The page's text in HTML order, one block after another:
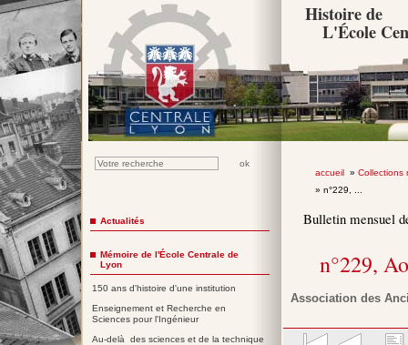
Histoire de
L'École
accueil» Collections
» n°229, ...
Bulletin mensuel
n°229,
Association des
Actualités
Mémoire de l'École Centrale de
Lyon
150 ans d'histoire d'une institution
Enseignement et Recherche en
Sciences pour l'Ingénieur
Au-delà des sciences et de la technique